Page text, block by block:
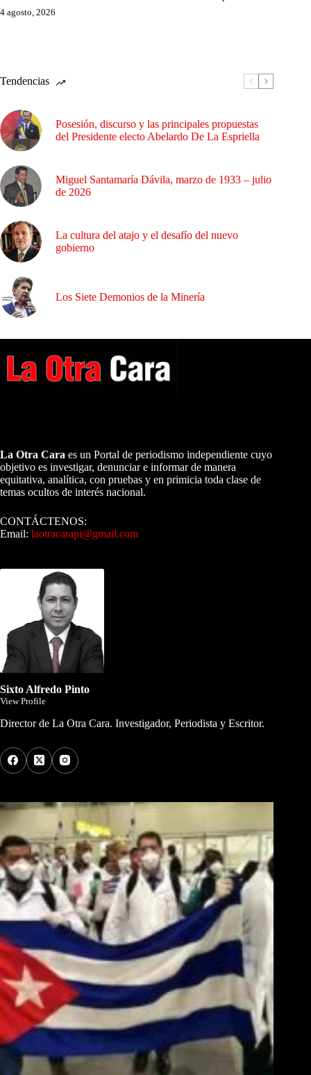
4 agosto, 2026
Tendencias
Posesión, discurso y las principales propuestas
del Presidente electo Abelardo De La Espriella
Miguel Santamaría Dávila, marzo de 1933 – julio
de 2026
La cultura del atajo y el desafío del nuevo
gobierno
Los Siete Demonios de la Minería
La Otra Cara es un Portal de periodismo independiente cuyo
objetivo es investigar, denunciar e informar de manera
equitativa, analítica, con pruebas y en primicia toda clase de
temas ocultos de interés nacional.
CONTÁCTENOS:
Email: laotracarapi@gmail.com
Sixto Alfredo Pinto
View Profile
Director de La Otra Cara. Investigador, Periodista y Escritor.